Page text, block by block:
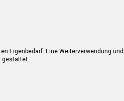
Eigenbedarf. Eine Weiterverwendung und
gestattet.